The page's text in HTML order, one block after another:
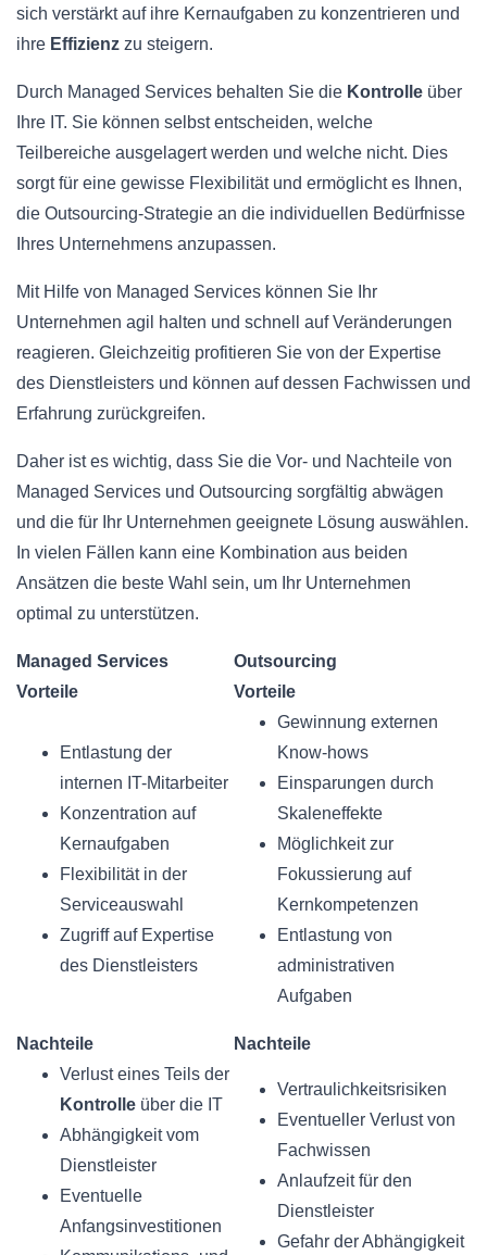
sich verstärkt auf ihre Kernaufgaben zu konzentrieren und
ihre Effizienz zu steigern.
Durch Managed Services behalten Sie die Kontrolle über
Ihre IT. Sie können selbst entscheiden, welche
Teilbereiche ausgelagert werden und welche nicht. Dies
sorgt für eine gewisse Flexibilität und ermöglicht es Ihnen,
die Outsourcing-Strategie an die individuellen Bedürfnisse
Ihres Unternehmens anzupassen.
Mit Hilfe von Managed Services können Sie Ihr
Unternehmen agil halten und schnell auf Veränderungen
reagieren. Gleichzeitig profitieren Sie von der Expertise
des Dienstleisters und können auf dessen Fachwissen und
Erfahrung zurückgreifen.
Daher ist es wichtig, dass Sie die Vor- und Nachteile von
Managed Services und Outsourcing sorgfältig abwägen
und die für Ihr Unternehmen geeignete Lösung auswählen.
In vielen Fällen kann eine Kombination aus beiden
Ansätzen die beste Wahl sein, um Ihr Unternehmen
optimal zu unterstützen.
Managed Services
Outsourcing
Vorteile
Vorteile
Entlastung der
internen IT-Mitarbeiter
Konzentration auf
Kernaufgaben
Flexibilität in der
Serviceauswahl
Zugriff auf Expertise
des Dienstleisters
Gewinnung externen
Know-hows
Einsparungen durch
Skaleneffekte
Möglichkeit zur
Fokussierung auf
Kernkompetenzen
Entlastung von
administrativen
Aufgaben
Nachteile
Nachteile
Verlust eines Teils der
Kontrolle über die IT
Abhängigkeit vom
Dienstleister
Eventuelle
Anfangsinvestitionen
Vertraulichkeitsrisiken
Eventueller Verlust von
Fachwissen
Anlaufzeit für den
Dienstleister
Gefahr der Abhängigkeit